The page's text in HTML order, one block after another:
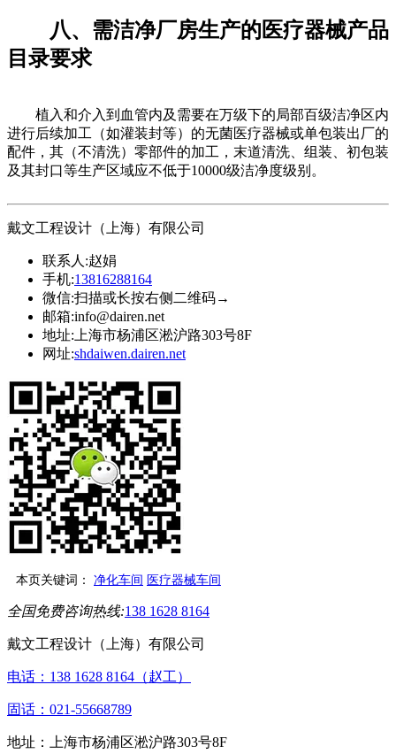
八、需洁净厂房生产的医疗器械产品
目录要求
植入和介入到血管内及需要在万级下的局部百级洁净区内
进行后续加工（如灌装封等）的无菌医疗器械或单包装出厂的
配件，其（不清洗）零部件的加工，末道清洗、组装、初包装
及其封口等生产区域应不低于10000级洁净度级别。
戴文工程设计（上海）有限公司
联系人:赵娟
手机:13816288164
微信:扫描或长按右侧二维码→
邮箱:info@dairen.net
地址: 上海市杨浦区淞沪路303号8F
网址:shdaiwen.dairen.net
本页关键词： 净化车间 医疗器械车间
全国免费咨询热线:138 1628 8164
戴文工程设计（上海）有限公司
电话：138 1628 8164（赵工）
固话：021-55668789
地址：上海市杨浦区淞沪路303号8F